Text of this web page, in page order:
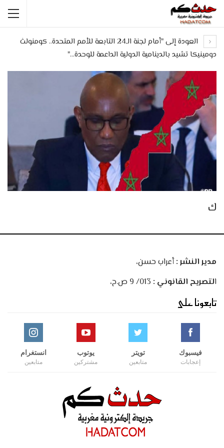
العودة إلى "أمام لجنة الـ24 التابعة للأمم المتحدة.. كومنولث
دومينيكا تشيد بالدينامية الدولية الداعمة للوحدة…"
ك
مدير النشر :أعراب حسن،
التصريح القانوني :
تابعونا على
فيسبوك
إعجابات
تويتر
متابعين
يوتوب
مشتركين
انستغرام
متابعين